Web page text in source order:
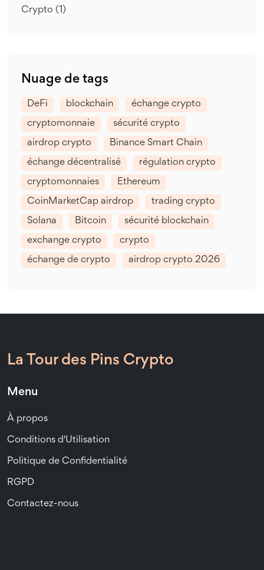
Crypto (1)
Nuage de tags
DeFi blockchain échange crypto
cryptomonnaie sécurité crypto
airdrop crypto Binance Smart Chain
échange décentralisé régulation crypto
cryptomonnaies Ethereum
CoinMarketCap airdrop trading crypto
Solana Bitcoin sécurité blockchain
exchange crypto crypto
échange de crypto airdrop crypto 2026
La Tour des Pins Crypto
Menu
À propos
Conditions d'Utilisation
Politique de Confidentialité
RGPD
Contactez-nous